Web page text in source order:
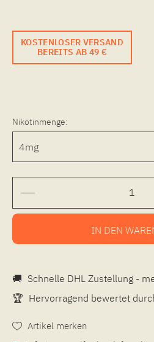
KOSTENLOSER VERSAND
BEREITS AB 49 €
Nikotinmenge:
IN DEN
🚚 Schnelle DHL Zustellung -
🏆 Hervorragend bewertet
Artikel merken